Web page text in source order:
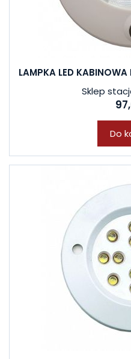
LAMPKA LED
Sklep
Do